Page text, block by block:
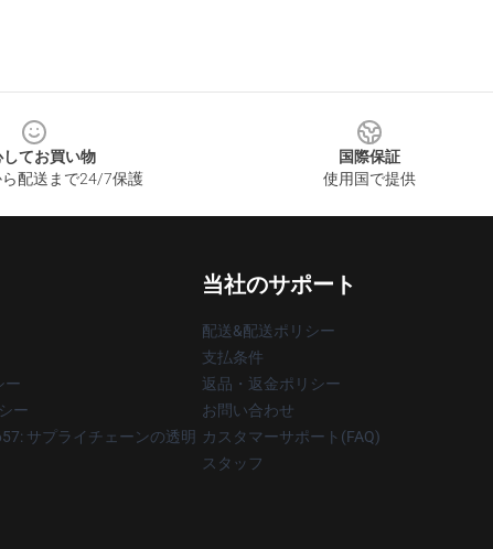
してお買い物
配送まで24/7保護
国際保証
使用国で提供
ー
ー
サプライチェーンの透明
当社のサポート
配送&配送ポリシー
支払条件
返品・返金ポリシー
お問い合わせ
カスタマーサポート(FAQ)
スタッフ